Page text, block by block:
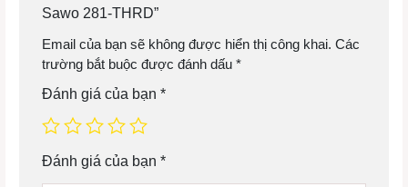
Sawo 281-THRD”
Email của bạn sẽ không được hiển thị công khai. Các
trường bắt buộc được đánh dấu *
Đánh giá của bạn *
Đánh giá của bạn *